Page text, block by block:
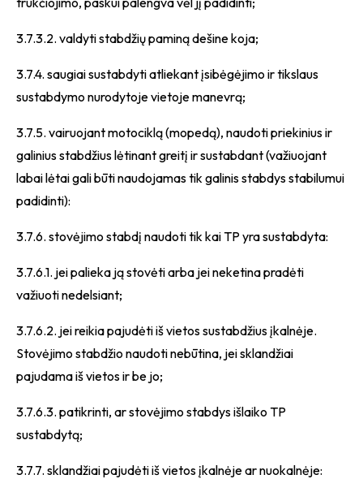
3.7.3.2. valdyti stabdžių paminą dešine koja;
3.7.4. saugiai sustabdyti atliekant įsibėgėjimo ir tikslaus
sustabdymo nurodytoje vietoje manevrą;
3.7.5. vairuojant motociklą (mopedą), naudoti priekinius ir
galinius stabdžius lėtinant greitį ir sustabdant (važiuojant
labai lėtai gali būti naudojamas tik galinis stabdys stabilumui
padidinti):
3.7.6. stovėjimo stabdį naudoti tik kai TP yra sustabdyta:
3.7.6.1. jei palieka ją stovėti arba jei neketina pradėti
važiuoti nedelsiant;
3.7.6.2. jei reikia pajudėti iš vietos sustabdžius įkalnėje.
Stovėjimo stabdžio naudoti nebūtina, jei sklandžiai
pajudama iš vietos ir be jo;
3.7.6.3. patikrinti, ar stovėjimo stabdys išlaiko TP
sustabdytą;
3.7.7. sklandžiai pajudėti iš vietos įkalnėje ar nuokalnėje: